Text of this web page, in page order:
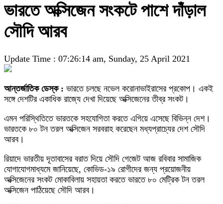
ভারতে অক্সিজেন সংকটে পাশে দাঁড়াল
সৌদি আরব
Update Time : 07:26:14 am, Sunday, 25 April 2021
আন্তর্জাতিক ডেস্ক : ভারতে চলছে নভেল করোনাভাইরাসের প্রকোপ। একই
সঙ্গে দেশটির একাধিক রাজ্যে দেখা দিয়েছে অক্সিজেনের তীব্র সংকট।
এমন পরিস্থিতিতে ভারতকে সহযোগিতা করতে এগিয়ে এসেছে বিভিন্ন দেশ।
ভারতকে ৮০ টন তরল অক্সিজেন সরবরাহ করেছেন মধ্যপ্রাচ্যের দেশ সৌদি
আরব।
রিয়াদে ভারতীয় দূতাবাসের বরাত দিয়ে সৌদি গেজেট আজ রবিবার সামাজিক
যোগাযোগমাধ্যমে জানিয়েছে, কোভিড-১৯ রোগীদের জন্য প্রয়োজনীয়
অক্সিজেনের সংকট মোকাবিলায় সহায়তা করতে ভারতে ৮০ মেট্রিক টন তরল
অক্সিজেন পাঠিয়েছে সৌদি আরব।